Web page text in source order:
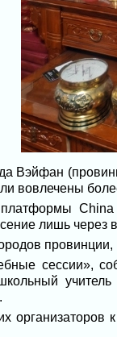
Вэйфан
вовлечены
China
лишь через
сессии»,